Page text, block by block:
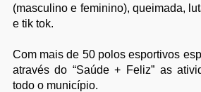
(masculino e feminino), queimada,
e tik tok.
Com mais de 50 polos esportivos
através do “Saúde + Feliz” as
todo o município.